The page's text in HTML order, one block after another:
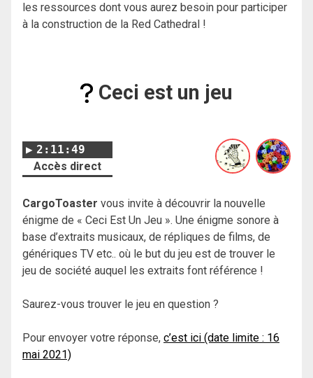
les ressources dont vous aurez besoin pour participer
à la construction de la Red Cathedral !
Ceci est un jeu
2:11:49
Accès direct
CargoToaster vous invite à découvrir la nouvelle
énigme de « Ceci Est Un Jeu ». Une énigme sonore à
base d’extraits musicaux, de répliques de films, de
génériques TV etc.. où le but du jeu est de trouver le
jeu de société auquel les extraits font référence !
Saurez-vous trouver le jeu en question ?
Pour envoyer votre réponse, c’est ici (date limite : 16
mai 2021)